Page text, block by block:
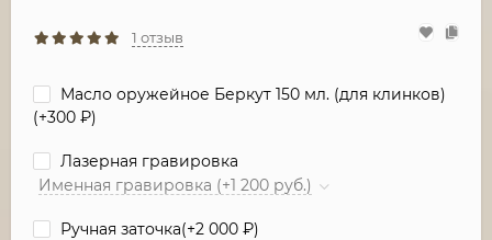
1 отзыв
Масло оружейное Беркут 150 мл. (для клинков)
(+300 ₽)
Лазерная гравировка
Именная гравировка (+1 200 руб.)
Ручная заточка(+2 000 ₽)